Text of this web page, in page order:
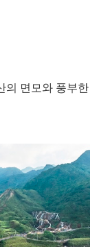
의 면모와 풍부한